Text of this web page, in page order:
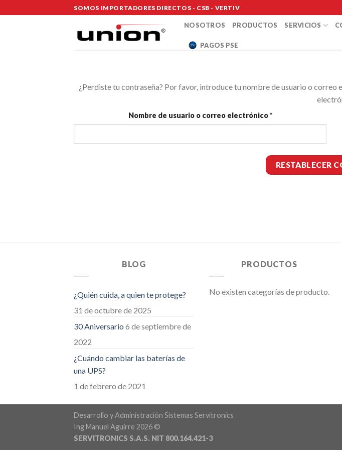
al
SOMOS IMPORTADORES DIRECTOS - CSB - VERTIV
NOSOTROS PRODUCTOS SERVICIOS
PAGOS PSE
¿Perdiste tu contraseña? Por favor, introduce tu nombre de usuario o
Nombre de usuario o correo electrónico*Obligatorio
RESTABLECER
BLOG
¿Quién cuida, a quien te protege?
31 de octubre de 2025
30 Aniversario 6 de septiembre de
2022
¿Cuándo cambiar las baterías de
una UPS?
1 de febrero de 2021
PRODUCTOS
No existen categorías de producto.
Desarrollo y Administración Sistemas Servitronics
Ing Manuel Aguirre 2026 ©
SERVITRONICS S.A.S. NIT 800.164.421-3